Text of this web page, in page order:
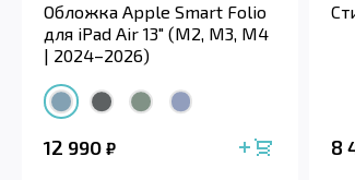
Обложка Apple Smart Folio
для iPad Air 13" (M2, M3, M4
| 2024–2026)
12 990 ₽ 8